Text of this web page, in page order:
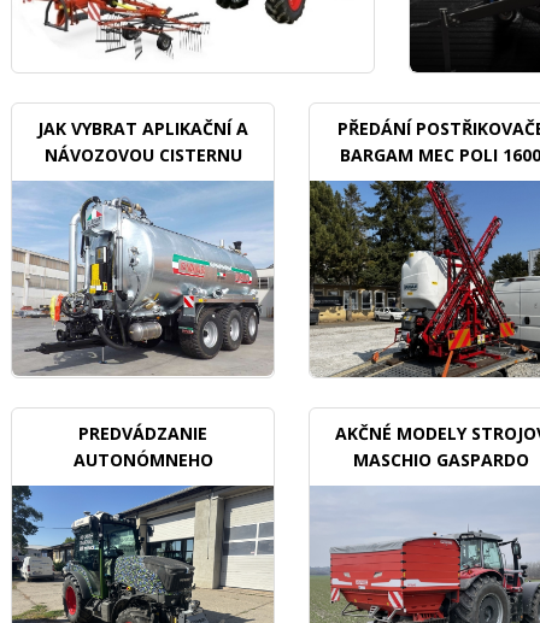
JAK VYBRAT APLIKAČNÍ A
NÁVOZOVOU CISTERNU
PŘEDÁNÍ
BARGAM MEC POLI 1600
BDX
PREDVÁDZANIE
AUTONÓMNEHO
TRAKTORU V SADOCH
AKČNÉ MODELY
MASCHIO GASPARDO